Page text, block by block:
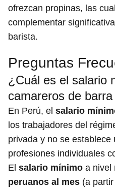
ofrezcan propinas, las
complementar
barista.
Preguntas
¿Cuál es el salario
camareros de
En Perú, el salario
los trabajadores del
privada y no se
profesiones individuales
El salario mínimo a nivel
peruanos al mes (a